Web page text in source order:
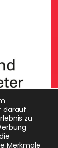
darauf
zu
Merkmale